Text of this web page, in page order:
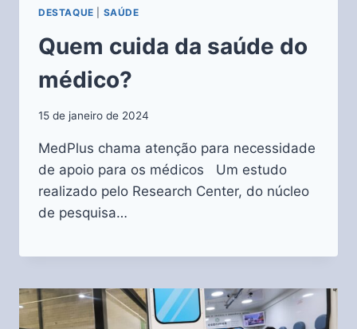
DESTAQUE SAÚDE
Quem cuida da saúde do
médico?
15 de janeiro de 2024
MedPlus chama atenção para necessidade
de apoio para os médicos Um estudo
realizado pelo Research Center, do núcleo
de pesquisa…